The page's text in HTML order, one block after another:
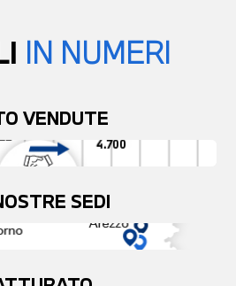
IN NUMERI
VENDUTE
SEDI